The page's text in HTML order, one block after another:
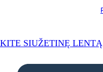
SIUŽETINĘ LENTĄ